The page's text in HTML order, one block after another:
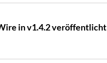
in v1.4.2 veröffentlicht